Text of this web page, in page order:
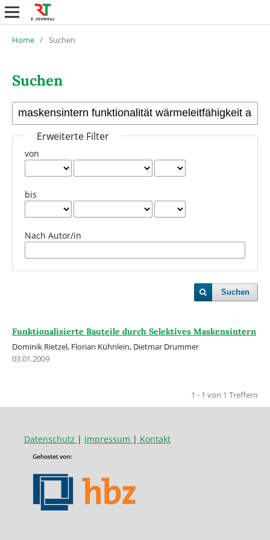
Home / Suchen
Suchen
Erweiterte Filter
von
bis
Nach Autor/in
Suchen
Funktionalisierte Bauteile durch Selektives Maskensintern
Dominik Rietzel, Florian Kühnlein, Dietmar Drummer
03.01.2009
1 - 1 von 1 Treffern
Datenschutz | Impressum | Kontakt